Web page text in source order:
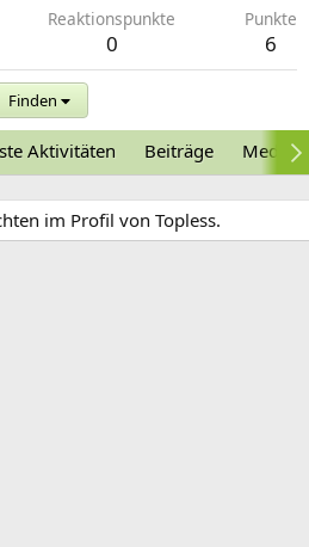
Reaktionspunkte
0
Punkte
6
Finden
Aktivitäten Beiträge Medien
im Profil von Topless.